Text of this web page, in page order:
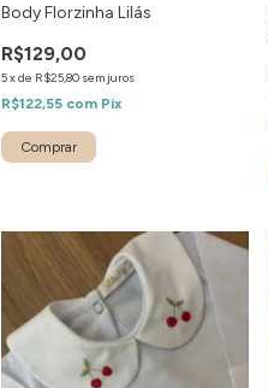
Body Florzinha Lilás
R$129,00
5xde R$25,80 sem juros
R$122,55 com Pix